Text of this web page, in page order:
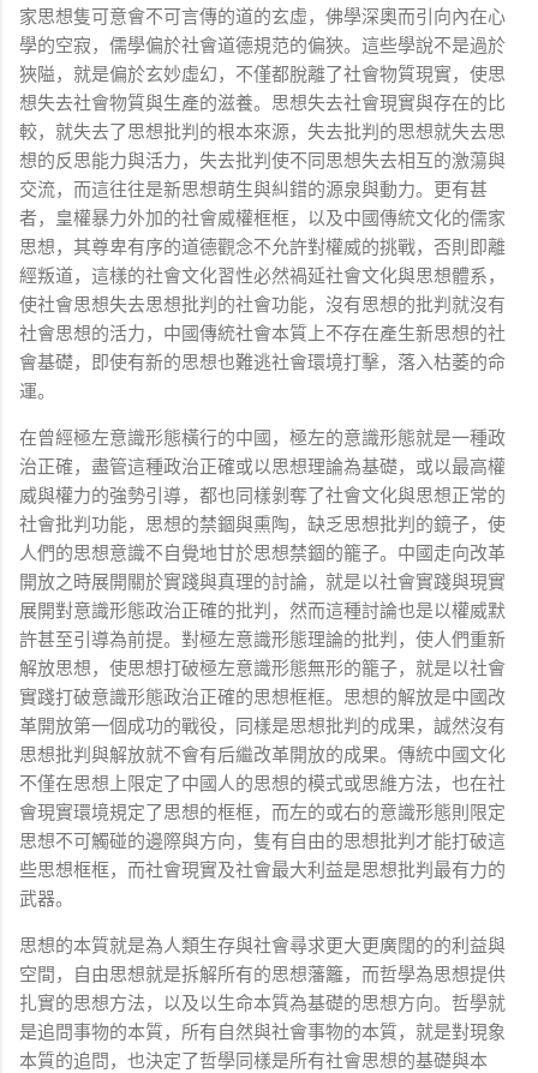
家思想隻可意會不可言傳的道的玄虛，佛學深奧而引向內在心
學的空寂，儒學偏於社會道德規范的偏狹。這些學說不是過於
狹隘，就是偏於玄妙虛幻，不僅都脫離了社會物質現實，使思
想失去社會物質與生產的滋養。思想失去社會現實與存在的比
較，就失去了思想批判的根本來源，失去批判的思想就失去思
想的反思能力與活力，失去批判使不同思想失去相互的激蕩與
交流，而這往往是新思想萌生與糾錯的源泉與動力。更有甚
者，皇權暴力外加的社會威權框框，以及中國傳統文化的儒家
思想，其尊卑有序的道德觀念不允許對權威的挑戰，否則即離
經叛道，這樣的社會文化習性必然禍延社會文化與思想體系，
使社會思想失去思想批判的社會功能，沒有思想的批判就沒有
社會思想的活力，中國傳統社會本質上不存在產生新思想的社
會基礎，即使有新的思想也難逃社會環境打擊，落入枯萎的命
運。
在曾經極左意識形態橫行的中國，極左的意識形態就是一種政
治正確，盡管這種政治正確或以思想理論為基礎，或以最高權
威與權力的強勢引導，都也同樣剝奪了社會文化與思想正常的
社會批判功能，思想的禁錮與熏陶，缺乏思想批判的鏡子，使
人們的思想意識不自覺地甘於思想禁錮的籠子。中國走向改革
開放之時展開關於實踐與真理的討論，就是以社會實踐與現實
展開對意識形態政治正確的批判，然而這種討論也是以權威默
許甚至引導為前提。對極左意識形態理論的批判，使人們重新
解放思想，使思想打破極左意識形態無形的籠子，就是以社會
實踐打破意識形態政治正確的思想框框。思想的解放是中國改
革開放第一個成功的戰役，同樣是思想批判的成果，誠然沒有
思想批判與解放就不會有后繼改革開放的成果。傳統中國文化
不僅在思想上限定了中國人的思想的模式或思維方法，也在社
會現實環境規定了思想的框框，而左的或右的意識形態則限定
思想不可觸碰的邊際與方向，隻有自由的思想批判才能打破這
些思想框框，而社會現實及社會最大利益是思想批判最有力的
武器。
思想的本質就是為人類生存與社會尋求更大更廣闊的的利益與
空間，自由思想就是拆解所有的思想藩籬，而哲學為思想提供
扎實的思想方法，以及以生命本質為基礎的思想方向。哲學就
是追問事物的本質，所有自然與社會事物的本質，就是對現象
本質的追問，也決定了哲學同樣是所有社會思想的基礎與本